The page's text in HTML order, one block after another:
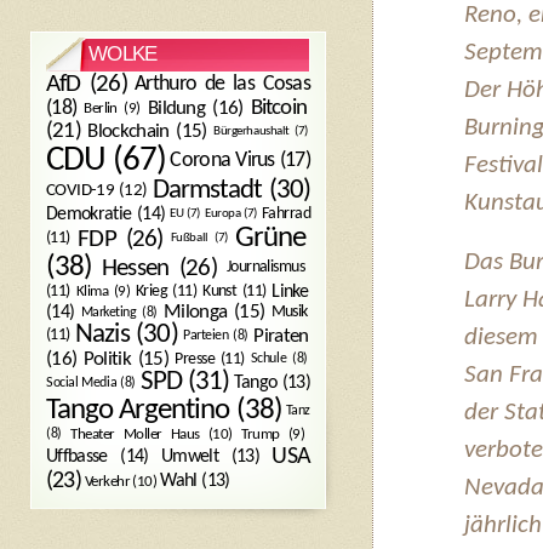
Reno,
Der
Das
Larry
San
der
WOLKE
AfD(26) Arthuro de las Cosas
(18) Berlin (9) Bildung(16) Bitcoin
(21) Blockchain (15) Bürgerhaushalt (7)
CDU (67) Corona Virus(17)
COVID-19 (12) Darmstadt (30)
Demokratie(14) EU(7) Europa(7) Fahrrad
(11)
FDP(26) Fußball (7)
Grüne
(38) Hessen (26) Journalismus
(11) Klima(9) Krieg(11) Kunst(11) Linke
(14) Marketing(8) Milonga(15) Musik
(11) Nazis(30) Parteien(8) Piraten
(16) Politik(15) Presse(11) Schule(8)
Social Media (8) SPD(31) Tango(13)
Tango Argentino(38) Tanz
(8)
Theater Moller Haus(10) Trump(9)
Uffbasse(14) Umwelt(13)
USA
(23) Verkehr(10) Wahl (13)